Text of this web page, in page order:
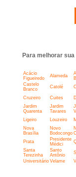
Para melhorar
Acácio
Figueiredo
Alameda
Castelo
Branco
Catolé
Cruzeiro Cuites
Jardim
Quarenta
Jardim
Tavares
Ligeiro Louzeiro
Nova
Brasília
Novo
Bodocongo
Prata
Presidente
Médici
Santa
Terezinha
Santo
Antônio
Universitário Velame